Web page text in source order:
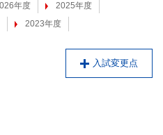
年度
2025年度
2023年度
入試変更点